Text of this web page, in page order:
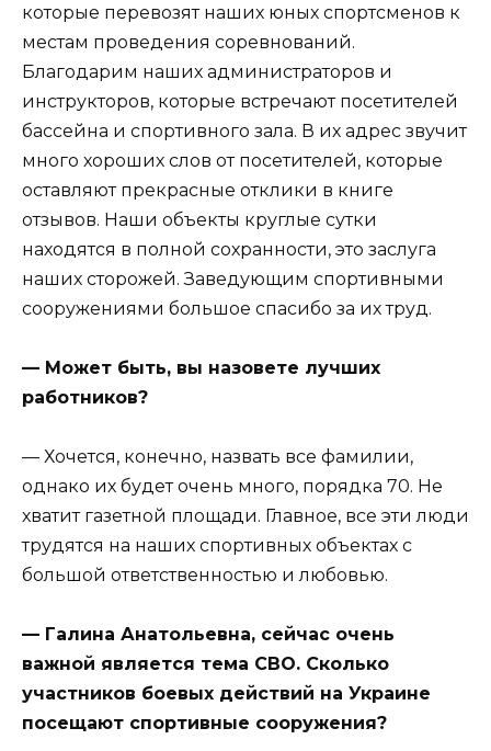
которые перевозят наших юных спортсменов к
местам проведения соревнований.
Благодарим наших администраторов и
инструкторов, которые встречают посетителей
бассейна и спортивного зала. В их адрес звучит
много хороших слов от посетителей, которые
оставляют прекрасные отклики в книге
отзывов. Наши объекты круглые сутки
находятся в полной сохранности, это заслуга
наших сторожей. Заведующим спортивными
сооружениями большое спасибо за их труд.
— Может быть, вы назовете лучших
работников?
— Хочется, конечно, назвать все фамилии,
однако их будет очень много, порядка 70. Не
хватит газетной площади. Главное, все эти люди
трудятся на наших спортивных объектах с
большой ответственностью и любовью.
— Галина Анатольевна, сейчас очень
важной является тема СВО. Сколько
участников боевых действий на Украине
посещают спортивные сооружения?